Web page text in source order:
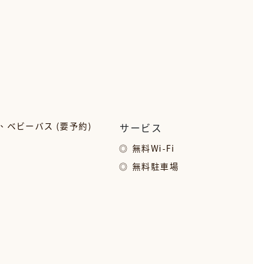
ベビーバス (要予約)
サービス
無料Wi-Fi
無料駐車場